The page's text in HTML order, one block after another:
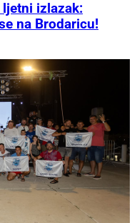
ljetni izlazak:
na Brodaricu!